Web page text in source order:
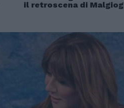
il retroscena di